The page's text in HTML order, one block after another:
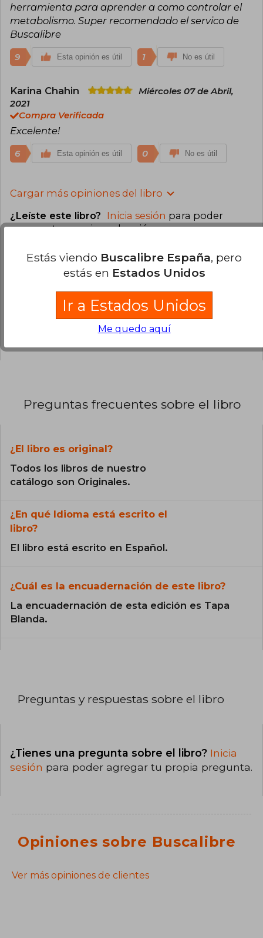
herramienta para aprender a como controlar el
metabolismo. Super recomendado el servico de
Buscalibre
9 Esta opinión es útil 1 No es útil
Karina Chahin
Miércoles 07 de Abril,
2021
Compra Verificada
Excelente!
6 Esta opinión es útil 0 No es útil
Cargar más opiniones del libro
¿Leíste este libro? Inicia sesión para poder
agregar tu propia evaluación.
90% (171)
7% (14)
1% (2)
1% (2)
0% (0)
Preguntas frecuentes sobre el libro
¿El libro es original?
Todos los libros de nuestro
catálogo son Originales.
¿En qué Idioma está escrito el
libro?
El libro está escrito en Español.
¿Cuál es la encuadernación de este libro?
La encuadernación de esta edición es Tapa
Blanda.
Preguntas y respuestas sobre el libro
¿Tienes una pregunta sobre el libro? Inicia
sesión para poder agregar tu propia pregunta.
Opiniones sobre Buscalibre
Ver más opiniones de clientes
Estás viendo Buscalibre España, pero
estás en Estados Unidos
Ir a Estados Unidos
Me quedo aquí